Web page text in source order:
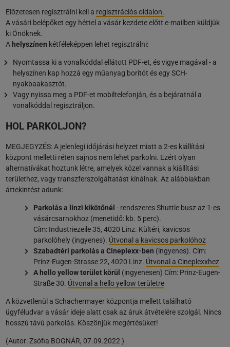
Előzetesen regisztrálni kell a regisztrációs oldalon.
A vásári belépőket egy héttel a vásár kezdete előtt e-mailben küldjük
ki Önöknek.
A helyszínen kétféleképpen lehet regisztrálni:
Nyomtassa ki a vonalkóddal ellátott PDF-et, és vigye magával - a
helyszínen kap hozzá egy műanyag borítót és egy SCH-
nyakbaakasztót.
Vagy nyissa meg a PDF-et mobiltelefonján, és a bejáratnál a
vonalkóddal regisztráljon.
HOL PARKOLJON?
MEGJEGYZÉS: A jelenlegi időjárási helyzet miatt a 2-es kiállítási
központ melletti réten sajnos nem lehet parkolni. Ezért olyan
alternatívákat hoztunk létre, amelyek közel vannak a kiállítási
területhez, vagy transzferszolgáltatást kínálnak. Az alábbiakban
áttekintést adunk:
Parkolás a linzi kikötőnél - rendszeres Shuttle busz az 1-es
vásárcsarnokhoz (menetidő: kb. 5 perc).
Cím: Industriezeile 35, 4020 Linz. Kültéri, kavicsos
parkolóhely (ingyenes). Útvonal a kavicsos parkolóhoz
Szabadtéri parkolás a Cineplexx-ben (ingyenes). Cím:
Prinz-Eugen-Strasse 22, 4020 Linz. Útvonal a Cineplexxhez
A hello yellow terület körül (ingyenesen) Cím: Prinz-Eugen-
Straße 30. Útvonal a hello yellow területre
A közvetlenül a Schachermayer központja mellett található
ügyféludvar a vásár ideje alatt csak az áruk átvételére szolgál. Nincs
hosszú távú parkolás. Köszönjük megértésüket!
(Autor:Zsófia BOGNÁR, 07.09.2022)